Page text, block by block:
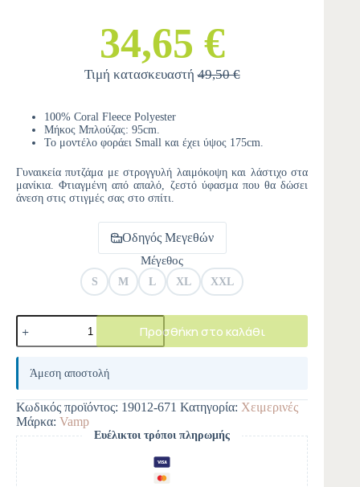
34,65 €
Τιμή κατασκευαστή49,50 €
100% Coral Fleece Polyester
Μήκος Μπλούζας: 95cm.
Το μοντέλο φοράει Small και έχει ύψος 175cm.
Γυναικεία πυτζάμα με στρογγυλή λαιμόκοψη και λάστιχο στα
μανίκια. Φτιαγμένη από απαλό, ζεστό ύφασμα που θα δώσει
άνεση στις στιγμές σας στο σπίτι.
Οδηγός Μεγεθών
Μέγεθος
S M L XL XXL
Προσθήκη στο καλάθι
A
e
r
n
a
t
i
Άμεση αποστολή
Κωδικός προϊόντος: 19012-671 Κατηγορία: Χειμερινές
Μάρκα: Vamp
Ευέλικτοι τρόποι πληρωμής